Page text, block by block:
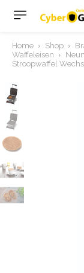
Home Shop
Waffeleisen
Stroopwaffel